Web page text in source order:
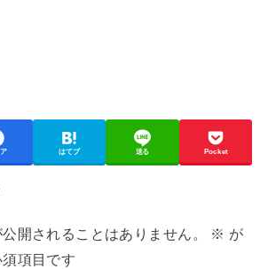
はてブ 送る Pocket
開されることはありません。 ※ が
項目です